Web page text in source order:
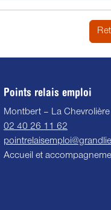
Points relais emploi
Montbert – La Chevrolière
02 40 26 11 62
Accueil et